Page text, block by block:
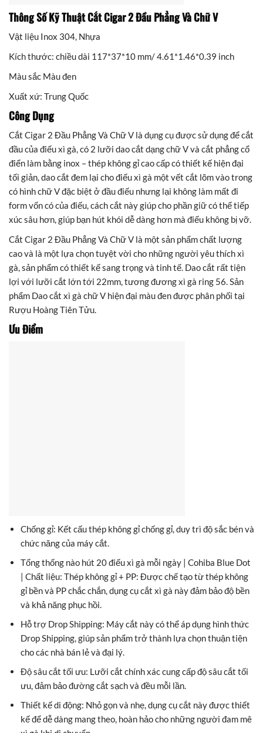
Thông Số Kỹ Thuật Cắt Cigar 2 Đầu Phẳng Và Chữ V
Vật liệu Inox 304, Nhựa
Kích thước: chiều dài 117*37*10 mm/ 4.61*1.46*0.39 inch
Màu sắc Màu đen
Xuất xứ: Trung Quốc
Công Dụng
Cắt Cigar 2 Đầu Phẳng Và Chữ V là dụng cụ được sử dụng để cắt
đầu của điếu xì gà, có 2 lưỡi dao cắt dạng chữ V và cắt phẳng cổ
điển làm bằng inox – thép không gỉ cao cấp có thiết kế hiện đại
tối giản, dao cắt đem lại cho điếu xì gà một vết cắt lõm vào trong
có hình chữ V đặc biệt ở đầu điếu nhưng lại không làm mất đi
form vốn có của điếu, cách cắt này giúp cho phần giữ có thể tiếp
xúc sâu hơn, giúp bạn hút khói dễ dàng hơn mà điếu không bị vỡ.
Cắt Cigar 2 Đầu Phẳng Và Chữ V là một sản phẩm chất lượng
cao và là một lựa chọn tuyệt vời cho những người yêu thích xì
gà, sản phẩm có thiết kế sang trọng và tinh tế. Dao cắt rất tiện
lợi với lưỡi cắt lớn tới 22mm, tương đương xì gà ring 56. Sản
phẩm Dao cắt xì gà chữ V hiện đại màu đen được phân phối tại
Rượu Hoàng Tiên Tửu.
Ưu Điểm
Chống gỉ: Kết cấu thép không gỉ chống gỉ, duy trì độ sắc bén và
chức năng của máy cắt.
Tổng thống nào hút 20 điếu xì gà mỗi ngày | Cohiba Blue Dot
| Chất liệu: Thép không gỉ + PP: Được chế tạo từ thép không
gỉ bền và PP chắc chắn, dụng cụ cắt xì gà này đảm bảo độ bền
và khả năng phục hồi.
Hỗ trợ Drop Shipping: Máy cắt này có thể áp dụng hình thức
Drop Shipping, giúp sản phẩm trở thành lựa chọn thuận tiện
cho các nhà bán lẻ và đại lý.
Độ sâu cắt tối ưu: Lưỡi cắt chính xác cung cấp độ sâu cắt tối
ưu, đảm bảo đường cắt sạch và đều mỗi lần.
Thiết kế di động: Nhỏ gọn và nhẹ, dụng cụ cắt này được thiết
kế để dễ dàng mang theo, hoàn hảo cho những người đam mê